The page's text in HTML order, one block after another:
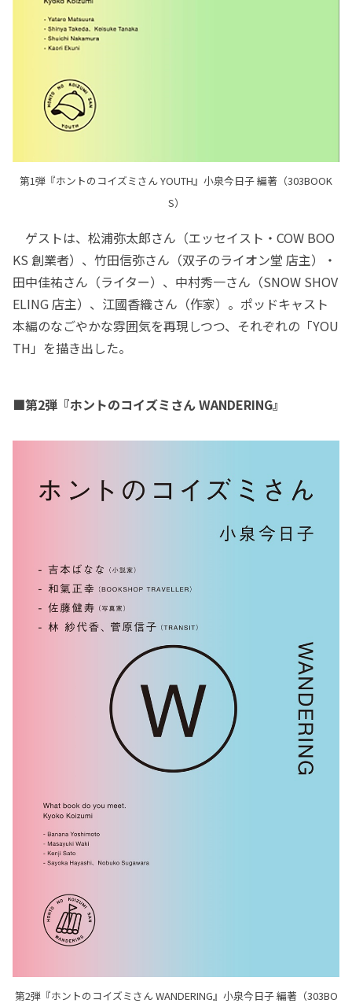
第1弾『ホントのコイズミさん YOUTH』小泉今日子 編著（303BOOK
S）
ゲストは、松浦弥太郎さん（エッセイスト・COW BOO
KS 創業者）、竹田信弥さん（双子のライオン堂 店主）・
田中佳祐さん（ライター）、中村秀一さん（SNOW SHOV
ELING 店主）、江國香織さん（作家）。ポッドキャスト
本編のなごやかな雰囲気を再現しつつ、それぞれの「YOU
TH」を描き出した。
■第2弾『ホントのコイズミさん WANDERING』
第2弾『ホントのコイズミさん WANDERING』小泉今日子 編著（303BO